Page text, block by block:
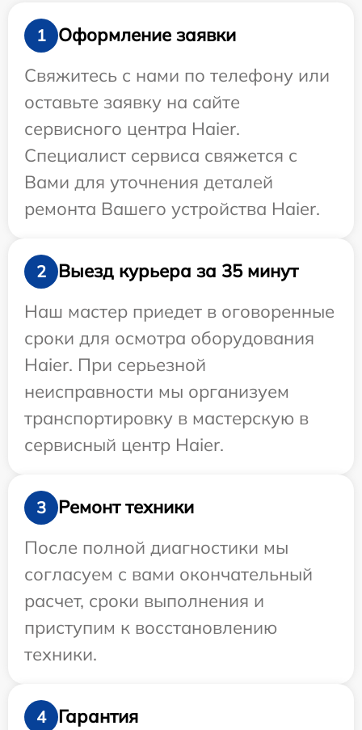
1
Оформление заявки
Свяжитесь с нами по телефону или
оставьте заявку на сайте
сервисного центра Haier.
Специалист сервиса свяжется с
Вами для уточнения деталей
ремонта Вашего устройства Haier.
2
Выезд курьера за 35 минут
Наш мастер приедет в оговоренные
сроки для осмотра оборудования
Haier. При серьезной
неисправности мы организуем
транспортировку в мастерскую в
сервисный центр Haier.
3
Ремонт техники
После полной диагностики мы
согласуем с вами окончательный
расчет, сроки выполнения и
приступим к восстановлению
техники.
4 Гарантия